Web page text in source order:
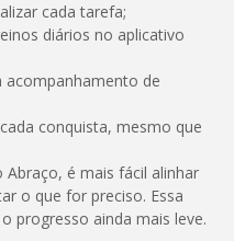
cada tarefa;
diários no aplicativo
acompanhamento de
conquista, mesmo que
é mais fácil alinhar
o que for preciso. Essa
progresso ainda mais leve.